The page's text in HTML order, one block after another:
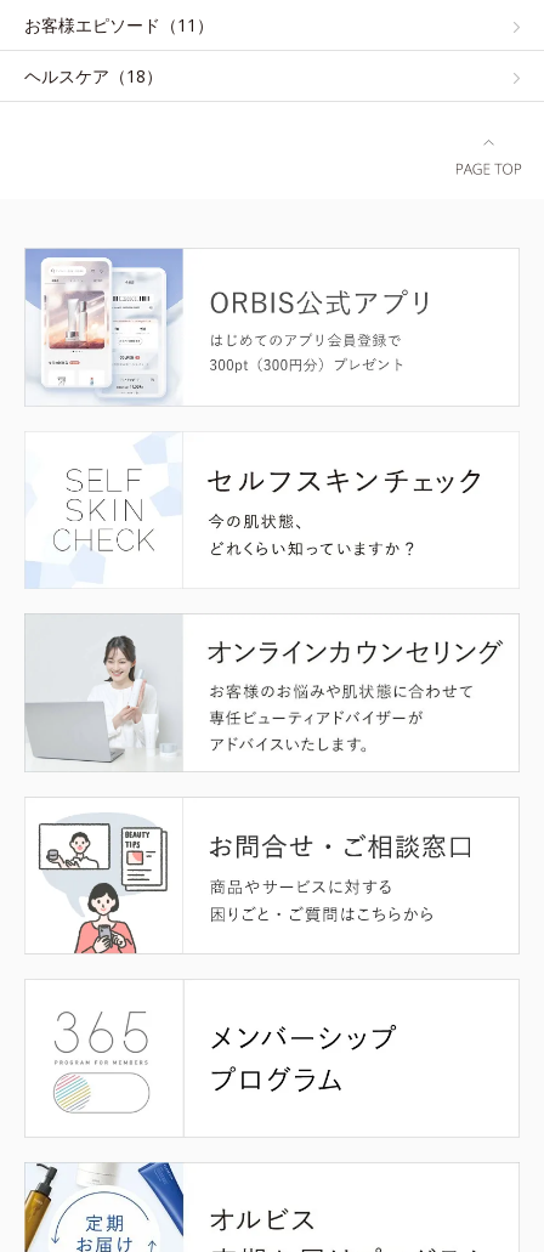
お客様エピソード（11）
ヘルスケア（18）